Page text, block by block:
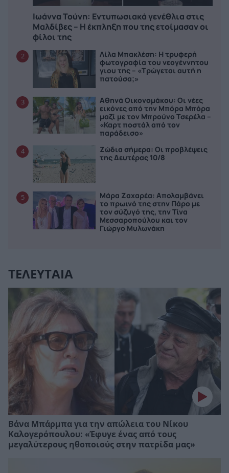
Ιωάννα Τούνη: Εντυπωσιακά γενέθλια στις
Μαλδίβες – Η έκπληξη που της ετοίμασαν οι
φίλοι της
2
Λίλα Μπακλέση: Η τρυφερή
φωτογραφία του νεογέννητου
γιου της – «Τρώγεται αυτή η
πατούσα;»
3
Αθηνά Οικονομάκου: Οι νέες
εικόνες από την Μπόρα Μπόρα
μαζί με τον Μπρούνο Τσερέλα –
«Καρτ ποστάλ από τον
παράδεισο»
4
Ζώδια σήμερα: Οι προβλέψεις
της Δευτέρας 10/8
5
Μάρα Ζαχαρέα: Απολαμβάνει
το πρωινό της στην Πάρο με
τον σύζυγό της, την Τίνα
Μεσσαροπούλου και τον
Γιώργο Μυλωνάκη
ΤΕΛΕΥΤΑΙΑ
Βάνα Μπάρμπα για την απώλεια του Νίκου
Καλογερόπουλου: «Έφυγε ένας από τους
μεγαλύτερους ηθοποιούς στην πατρίδα μας»